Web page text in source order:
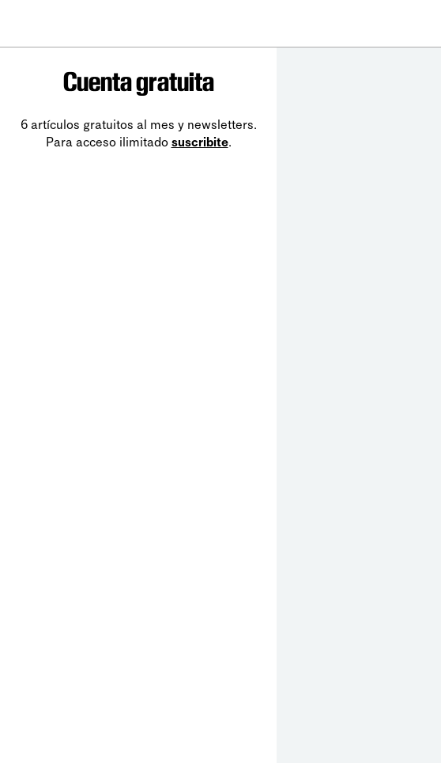
Cuenta gratuita
6 artículos gratuitos al mes y newsletters.
Para acceso ilimitado suscribite.